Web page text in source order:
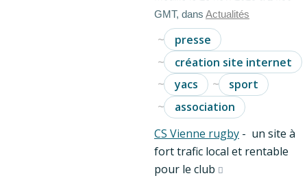
GMT, dans Actualités
presse
création site internet
yacs
sport
association
CS Vienne rugby - un site à
fort trafic local et rentable
pour le club